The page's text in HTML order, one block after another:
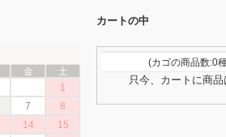
金
土
1
7
8
14
15
カートの中
(カゴの商品数:0
只今、カートに商品